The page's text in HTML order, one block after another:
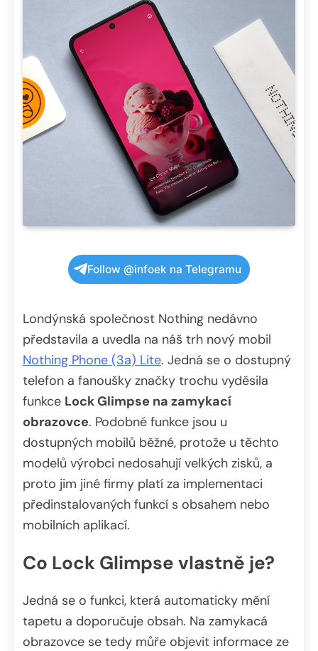
Follow @infoek na Telegramu
Londýnská společnost Nothing nedávno
představila a uvedla na náš trh nový mobil
Nothing Phone (3a) Lite. Jedná se o dostupný
telefon a fanoušky značky trochu vyděsila
funkce Lock Glimpse na zamykací
obrazovce. Podobné funkce jsou u
dostupných mobilů běžné, protože u těchto
modelů výrobci nedosahují velkých zisků, a
proto jim jiné firmy platí za implementaci
předinstalovaných funkcí s obsahem nebo
mobilních aplikací.
Co Lock Glimpse vlastně je?
Jedná se o funkci, která automaticky mění
tapetu a doporučuje obsah. Na zamykacá
obrazovce se tedy můře objevit informace ze